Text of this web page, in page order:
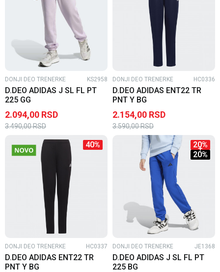
DONJI DEO TRENERKE KS2958
D.DEO ADIDAS J SL FL PT
225 GG
2.094,00 RSD
3.490,00RSD
DONJI DEO TRENERKE HC0336
D.DEO ADIDAS ENT22 TR
PNT Y BG
2.154,00 RSD
3.590,00RSD
40%
DONJI DEO TRENERKE HC0337
D.DEO ADIDAS ENT22 TR
PNT Y BG
20%
20%
DONJI DEO TRENERKE JE1368
D.DEO ADIDAS J SL FL PT
225 BG